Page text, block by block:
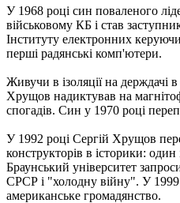
У 1968 році син поваленого
військовому КБ і став
Інституту електронних
перші радянські комп'ютери.
Живучи в ізоляції на держдачі
Хрущов надиктував на
спогадів. Син у 1970 році
У 1992 році Сергій Хрущов
конструкторів в історики:
Браунський університет
СРСР і "холодну війну". У 1999
американське громадянство.